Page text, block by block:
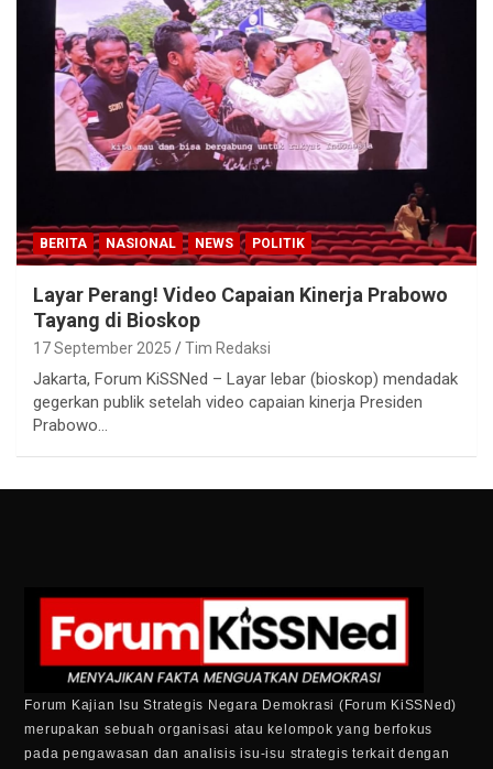
BERITA NASIONAL NEWS POLITIK
Layar Perang! Video Capaian Kinerja Prabowo
Tayang di Bioskop
17 September 2025 Tim Redaksi
Jakarta, Forum KiSSNed – Layar lebar (bioskop) mendadak
gegerkan publik setelah video capaian kinerja Presiden
Prabowo…
Forum Kajian Isu Strategis Negara Demokrasi (Forum KiSSNed)
merupakan sebuah organisasi atau kelompok yang berfokus
pada pengawasan dan analisis isu-isu strategis terkait dengan